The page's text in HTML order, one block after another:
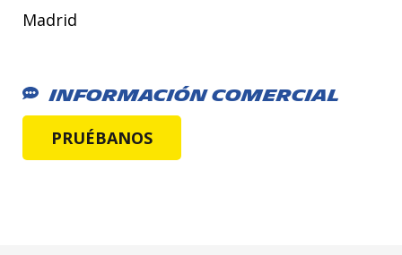
Madrid
Información Comercial
PRUÉBANOS